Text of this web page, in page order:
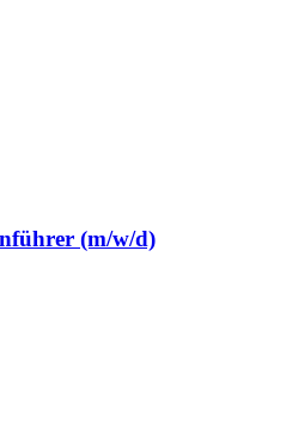
(m/w/d)